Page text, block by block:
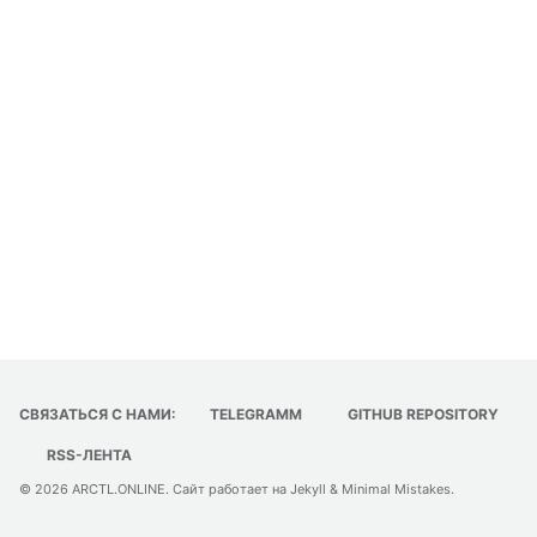
СВЯЗАТЬСЯ С НАМИ: TELEGRAMM GITHUB REPOSITORY
RSS-ЛЕНТА
© 2026 ARCTL.ONLINE. Сайт работает на Jekyll & Minimal Mistakes.